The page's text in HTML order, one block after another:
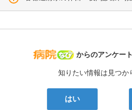
病院なび
からのアンケー
知りたい情報は見つか
はい